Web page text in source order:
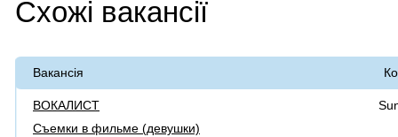
Схожі вакансії
Вакансія
ВОКАЛИСТ
Съемки в фильме (девушки)